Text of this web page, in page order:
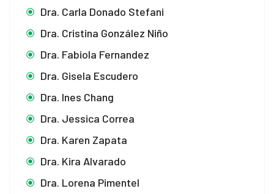
Dra. Carla Donado Stefani
Dra. Cristina González Niño
Dra. Fabiola Fernandez
Dra. Gisela Escudero
Dra. Ines Chang
Dra. Jessica Correa
Dra. Karen Zapata
Dra. Kira Alvarado
Dra. Lorena Pimentel